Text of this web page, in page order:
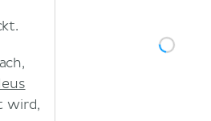
wird,